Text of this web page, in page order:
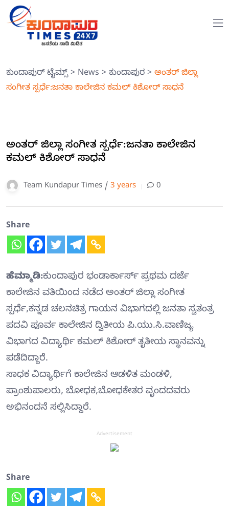
ಕುಂದಾಪುರ್ ಟೈಮ್ಸ್> News > ಕುಂದಾಪುರ > ಅಂತರ್ ಜಿಲ್ಲಾ
ಸಂಗೀತ ಸ್ಪರ್ಧೆ:ಜನತಾ ಕಾಲೇಜಿನ ಕಮಲ್ ಕಿಶೋರ್‌ ಸಾಧನೆ
ಅಂತರ್ ಜಿಲ್ಲಾ ಸಂಗೀತ ಸ್ಪರ್ಧೆ:ಜನತಾ ಕಾಲೇಜಿನ
ಕಮಲ್ ಕಿಶೋರ್‌ ಸಾಧನೆ
Team Kundapur Times / 3 years 0
Share
ಹೆಮ್ಮಾಡಿ:ಕುಂದಾಪುರ ಭಂಡಾರ್ಕಾರ್ಸ್ ಪ್ರಥಮ ದರ್ಜೆ
ಕಾಲೇಜಿನ ವತಿಯಿಂದ ನಡೆದ ಅಂತರ್ ಜಿಲ್ಲಾ ಸಂಗೀತ
ಸ್ಪರ್ಧೆ,ಕನ್ನಡ ಚಲನಚಿತ್ರ ಗಾಯನ ವಿಭಾಗದಲ್ಲಿ ಜನತಾ ಸ್ವತಂತ್ರ
ಪದವಿ ಪೂರ್ವ ಕಾಲೇಜಿನ ದ್ವಿತೀಯ ಪಿ.ಯು.ಸಿ.ವಾಣಿಜ್ಯ
ವಿಭಾಗದ ವಿದ್ಯಾರ್ಥಿ ಕಮಲ್ ಕಿಶೋರ್ ತೃತೀಯ ಸ್ಥಾನವನ್ನು
ಪಡೆದಿದ್ದಾರೆ.
ಸಾಧಕ ವಿದ್ಯಾರ್ಥಿಗೆ ಕಾಲೇಜಿನ ಆಡಳಿತ ಮಂಡಳಿ,
ಪ್ರಾಂಶುಪಾಲರು, ಬೋಧಕ,ಬೋಧಕೇತರ ವೃಂದದವರು
ಅಭಿನಂದನೆ ಸಲ್ಲಿಸಿದ್ದಾರೆ.
Advertisement
Share